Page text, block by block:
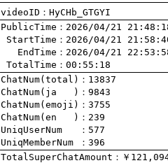
videoID：HyCHb_GTGYI
PublicTime
StartTime
   EndTime
TotalTime ：00:55:18
ChatNum(total)
ChatNum(ja   )
ChatNum(emoji)
ChatNum(en   )
UniqUserNum
：577
UniqMemberNum
：396
TotalSuperChatAmount